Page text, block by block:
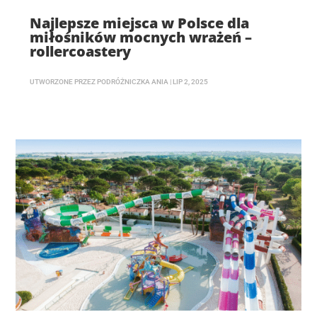
Najlepsze miejsca w Polsce dla
miłośników mocnych wrażeń –
rollercoastery
UTWORZONE PRZEZ PODRÓŻNICZKA ANIA | LIP 2, 2025